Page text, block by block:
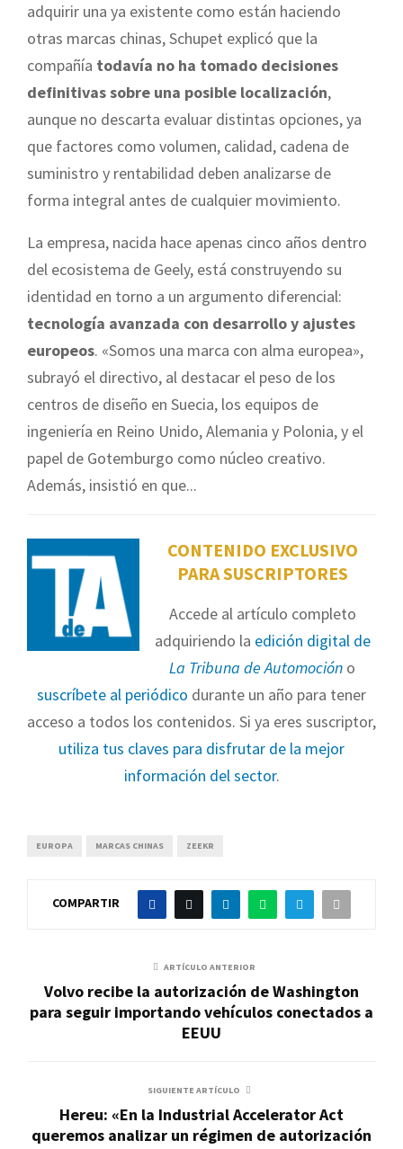
adquirir una ya existente como están haciendo
otras marcas chinas, Schupet explicó que la
compañía todavía no ha tomado decisiones
definitivas sobre una posible localización,
aunque no descarta evaluar distintas opciones, ya
que factores como volumen, calidad, cadena de
suministro y rentabilidad deben analizarse de
forma integral antes de cualquier movimiento.
La empresa, nacida hace apenas cinco años dentro
del ecosistema de Geely, está construyendo su
identidad en torno a un argumento diferencial:
tecnología avanzada con desarrollo y ajustes
europeos. «Somos una marca con alma europea»,
subrayó el directivo, al destacar el peso de los
centros de diseño en Suecia, los equipos de
ingeniería en Reino Unido, Alemania y Polonia, y el
papel de Gotemburgo como núcleo creativo.
Además, insistió en que...
CONTENIDO EXCLUSIVO
PARA SUSCRIPTORES
Accede al artículo completo
adquiriendo la edición digital de
La Tribuna de Automoción o
suscríbete al periódico durante un año para tener
acceso a todos los contenidos. Si ya eres suscriptor,
utiliza tus claves para disfrutar de la mejor
información del sector.
EUROPA MARCAS CHINAS ZEEKR
COMPARTIR
ARTÍCULO ANTERIOR
Volvo recibe la autorización de Washington
para seguir importando vehículos conectados a
EEUU
SIGUIENTE ARTÍCULO
Hereu: «En la Industrial Accelerator Act
queremos analizar un régimen de autorización